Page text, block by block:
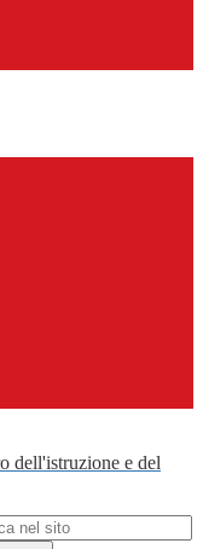
dell'istruzione e del